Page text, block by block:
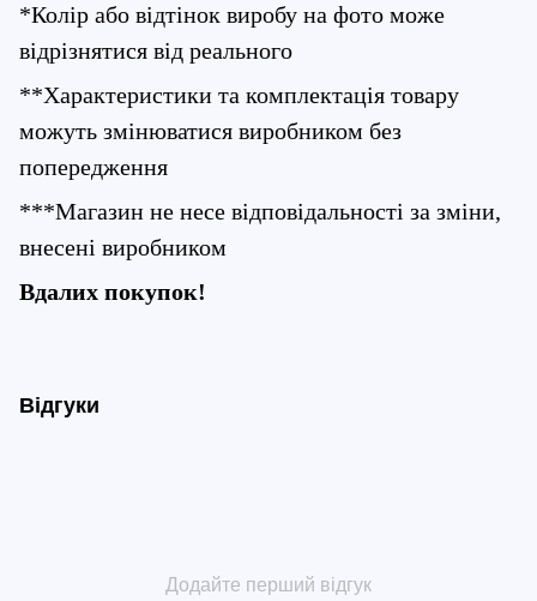
*Колір або відтінок виробу на фото може
відрізнятися від реального
**Характеристики та комплектація товару
можуть змінюватися виробником без
попередження
***Магазин не несе відповідальності за зміни,
внесені виробником
Вдалих покупок!
Відгуки
Додайте перший відгук